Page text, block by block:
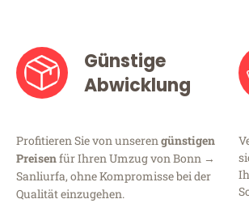
Günstige
Abwicklung
Profitieren Sie von unserengünstigen
Preisenfür Ihren Umzug von Bonn →
Sanliurfa, ohne Kompromisse bei der
Qualität einzugehen.